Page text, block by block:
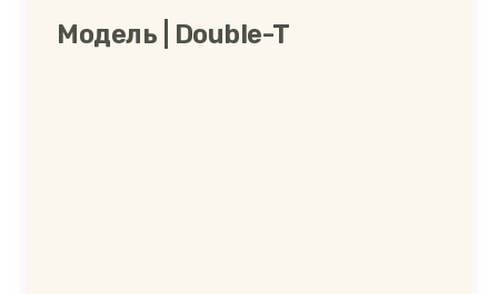
Модель | Double-T